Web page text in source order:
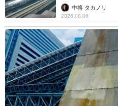
重みも歴史もズ
「大しめ縄」
撚り合わせ」
まいどなニュース
2026.08.06
「これ全部長野
に感動と反響「
だって気づいた」